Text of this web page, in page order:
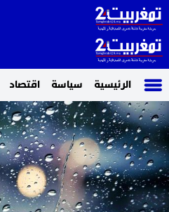
الرئيسية سياسة اقتصاد